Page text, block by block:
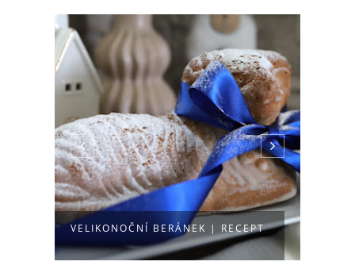
VELIKONOČNÍ BERÁNEK | RECEPT